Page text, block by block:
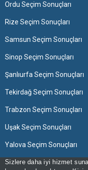
Sizlere daha iyi hizmet
Ordu Seçim Sonuçları
Rize Seçim Sonuçları
Samsun Seçim Sonuçları
Sinop Seçim Sonuçları
Şanlıurfa Seçim Sonuçları
Tekirdağ Seçim Sonuçları
Trabzon Seçim Sonuçları
Uşak Seçim Sonuçları
Yalova Seçim Sonuçları
Zonguldak Seçim